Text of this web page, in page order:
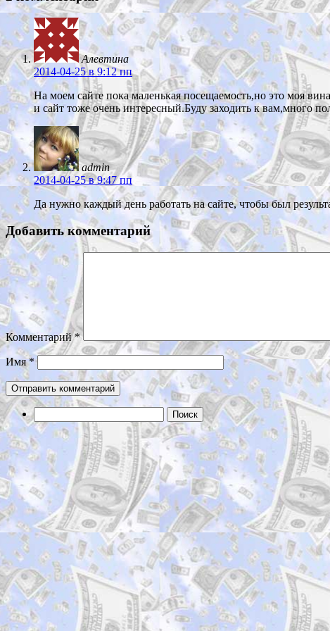
Алевтина
2014-04-25в 9:12 пп
На моем сайте пока маленькая посещаемость,но это моя
и сайт тоже очень интересный.Буду заходить к вам,много
admin
2014-04-25в 9:47 пп
Да нужно каждый день работать на сайте, чтобы был
Добавить комментарий
Комментарий*
Имя*
Найти: